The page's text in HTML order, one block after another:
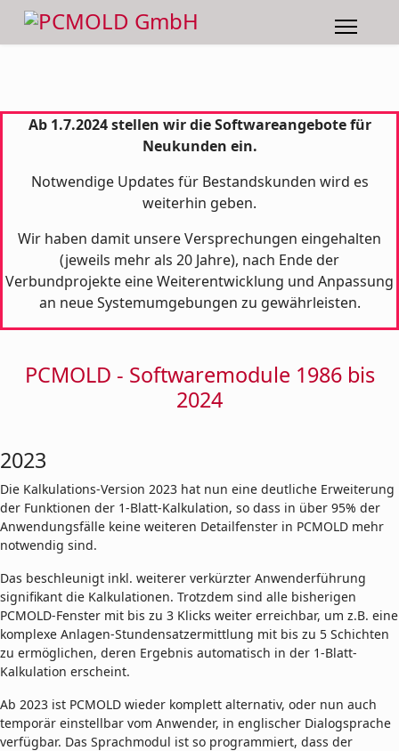
Ab 1.7.2024 stellen wir die Softwareangebote für
Neukunden ein.
Notwendige Updates für Bestandskunden wird es
weiterhin geben.
Wir haben damit unsere Versprechungen eingehalten
(jeweils mehr als 20 Jahre), nach Ende der
Verbundprojekte eine Weiterentwicklung und Anpassung
an neue Systemumgebungen zu gewährleisten.
PCMOLD - Softwaremodule 1986 bis
2024
2023
Die Kalkulations-Version 2023 hat nun eine deutliche Erweiterung
der Funktionen der 1-Blatt-Kalkulation, so dass in über 95% der
Anwendungsfälle keine weiteren Detailfenster in PCMOLD mehr
notwendig sind.
Das beschleunigt inkl. weiterer verkürzter Anwenderführung
signifikant die Kalkulationen. Trotzdem sind alle bisherigen
PCMOLD-Fenster mit bis zu 3 Klicks weiter erreichbar, um z.B. eine
komplexe Anlagen-Stundensatzermittlung mit bis zu 5 Schichten
zu ermöglichen, deren Ergebnis automatisch in der 1-Blatt-
Kalkulation erscheint.
Ab 2023 ist PCMOLD wieder komplett alternativ, oder nun auch
temporär einstellbar vom Anwender, in englischer Dialogsprache
verfügbar. Das Sprachmodul ist so programmiert, dass der